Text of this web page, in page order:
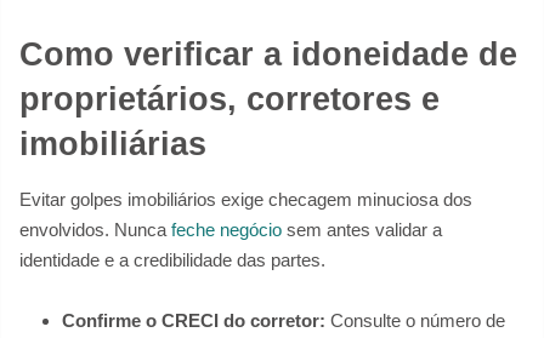
Como verificar a idoneidade de
proprietários, corretores e
imobiliárias
Evitar golpes imobiliários exige checagem minuciosa dos
envolvidos. Nunca feche negócio sem antes validar a
identidade e a credibilidade das partes.
Confirme o CRECI do corretor: Consulte o número de